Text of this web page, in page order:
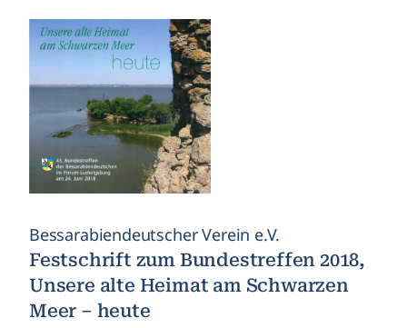
Bessarabiendeutscher Verein e.V.
Festschrift zum Bundestreffen 2018,
Unsere alte Heimat am Schwarzen
Meer – heute